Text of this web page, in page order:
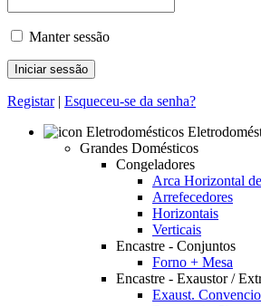
Manter sessão
Registar| Esqueceu-se da senha?
Grandes Domésticos
Congeladores
Arca Horizontal
Arrefecedores
Horizontais
Verticais
Encastre - Conjuntos
Forno + Mesa
Encastre - Exaustor /
Exaust.